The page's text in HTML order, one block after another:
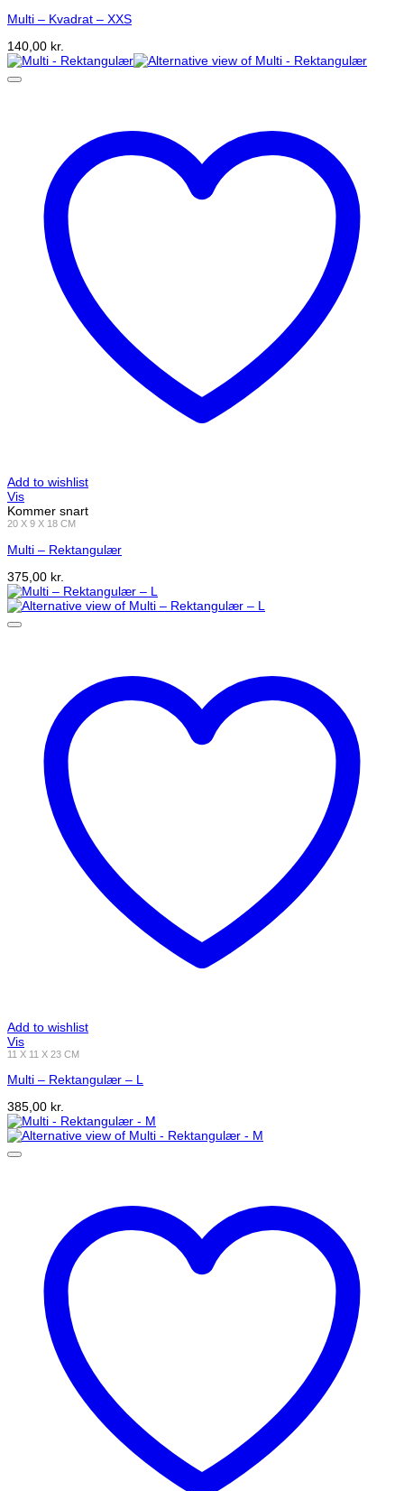
Multi – Kvadrat – XXS
140,00 kr.
Add to wishlist
Vis
Kommer snart
20 X 9 X 18 CM
Multi – Rektangulær
375,00 kr.
Add to wishlist
Vis
11 X 11 X 23 CM
Multi – Rektangulær – L
385,00 kr.